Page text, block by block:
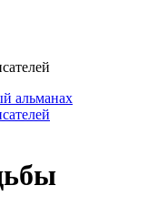
альманах